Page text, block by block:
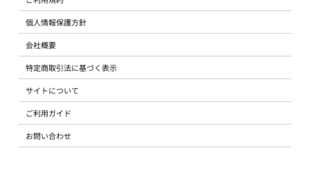
個人情報保護方針
会社概要
特定商取引法に基づく表示
サイトについて
ご利用ガイド
お問い合わせ